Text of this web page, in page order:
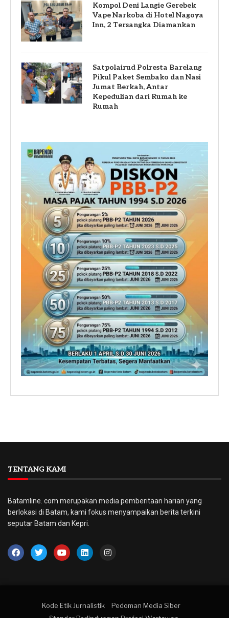
Kompol Deni Langie Gerebek
Vape Narkoba di Hotel Nagoya
Inn, 2 Tersangka Diamankan
Satpolairud Polresta Barelang
Pikul Paket Sembako dan Nasi
Jumat Berkah, Antar
Kepedulian dari Rumah ke
Rumah
TENTANG KAMI
Batamline. com merupakan media pemberitaan harian yang
berlokasi di Batam, kami fokus menyampaikan berita terkini
seputar Batam dan Kepri.
Kode Etik Jurnalistik
Pedoman Media Siber
Standar Perlindungan Profesi Wartawan